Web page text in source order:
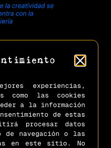
experiencias,
como las cookies
a la información
de estas
procesar datos
de navegación o las
en este sitio. No
Reglamento Oficial
+34 666 66 03 09
by